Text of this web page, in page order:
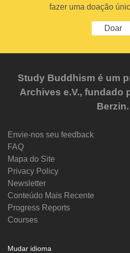
fazer uma doação
Doar
Study Buddhism é um
Archives e.V., fundado
Berzin.
Envie-nos seu feedback
FAQ
Mapa do Site
Privacy Policy
Newsletter
Conteúdo Mais Recente
Progress Reports
Courses
Mudar idioma